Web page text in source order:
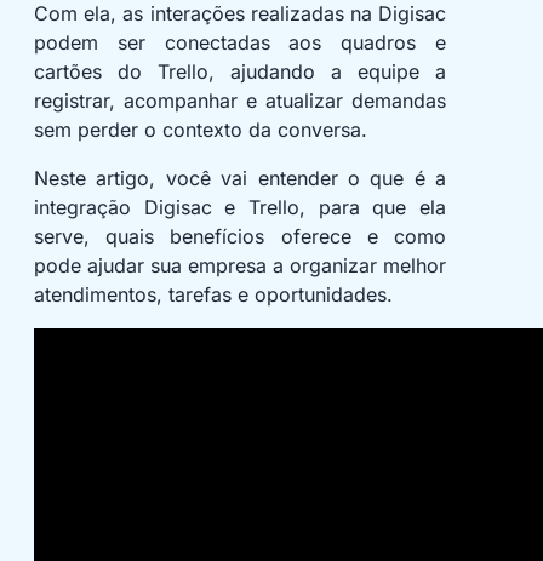
Com ela, as interações realizadas na Digisac
podem ser conectadas aos quadros e
cartões do Trello, ajudando a equipe a
registrar, acompanhar e atualizar demandas
sem perder o contexto da conversa.
Neste artigo, você vai entender o que é a
integração Digisac e Trello, para que ela
serve, quais benefícios oferece e como
pode ajudar sua empresa a organizar melhor
atendimentos, tarefas e oportunidades.